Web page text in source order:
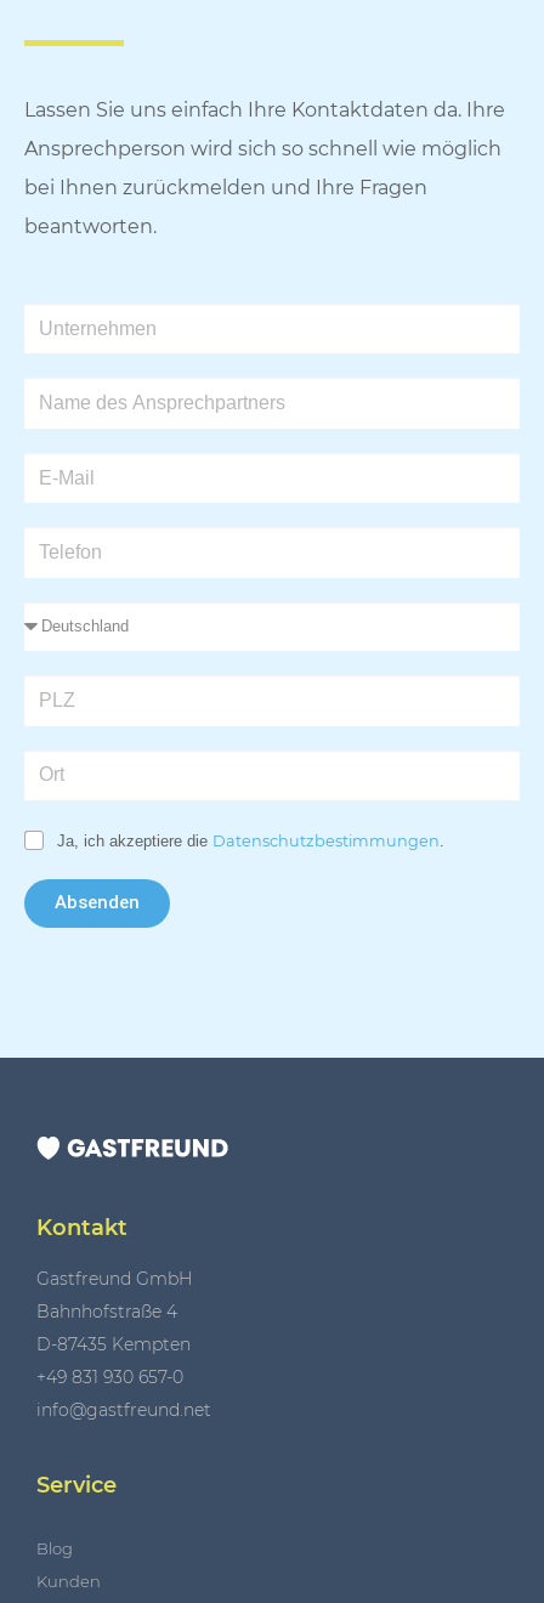
Lassen Sie uns einfach Ihre Kontaktdaten da. Ihre
Ansprechperson wird sich so schnell wie möglich
bei Ihnen zurückmelden und Ihre Fragen
beantworten.
Ja, ich akzeptiere die Datenschutzbestimmungen.
Absenden
Kontakt
Gastfreund GmbH
Bahnhofstraße 4
D-87435 Kempten
+49 831 930 657-0
info@gastfreund.net
Service
Blog
Kunden